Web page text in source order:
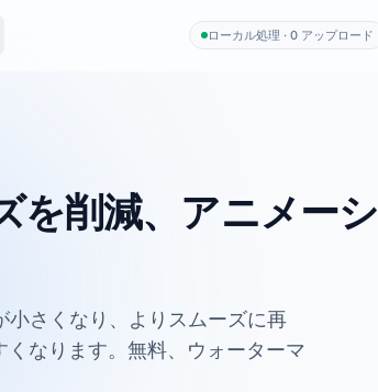
ローカル処理 · 0 アップロード
を削減、アニメーシ
さくなり、よりスムーズに再
なります。無料、ウォーターマ